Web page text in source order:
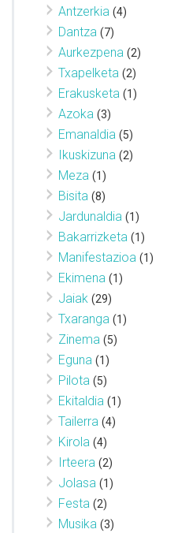
Antzerkia (4)
Dantza (7)
Aurkezpena (2)
Txapelketa (2)
Erakusketa (1)
Azoka (3)
Emanaldia (5)
Ikuskizuna (2)
Meza (1)
Bisita (8)
Jardunaldia (1)
Bakarrizketa (1)
Manifestazioa (1)
Ekimena (1)
Jaiak (29)
Txaranga (1)
Zinema (5)
Eguna (1)
Pilota (5)
Ekitaldia (1)
Tailerra (4)
Kirola (4)
Irteera (2)
Jolasa (1)
Festa (2)
Musika (3)